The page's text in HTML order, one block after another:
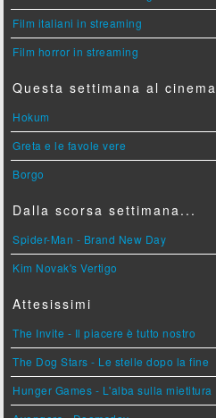
Film italiani in streaming
Film horror in streaming
Questa settimana al cinema
Hokum
Greta e le favole vere
Borgo
Dalla scorsa settimana...
Spider-Man - Brand New Day
Kim Novak's Vertigo
Attesissimi
The Invite - Il piacere è tutto nostro
The Dog Stars - Le stelle dopo la fine
Hunger Games - L'alba sulla mietitura